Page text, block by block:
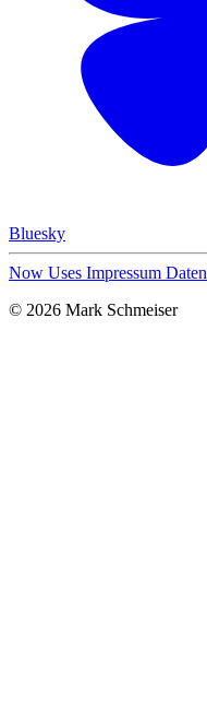
Bluesky
Now Uses Impressum
© 2026 Mark Schmeiser